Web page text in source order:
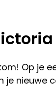
Op je
nieuwe